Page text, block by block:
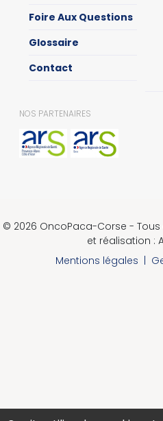
Foire Aux Questions
Glossaire
Contact
NOS PARTENAIRES
© 2026 OncoPaca-Corse -
et réalisation :
Mentions légales |